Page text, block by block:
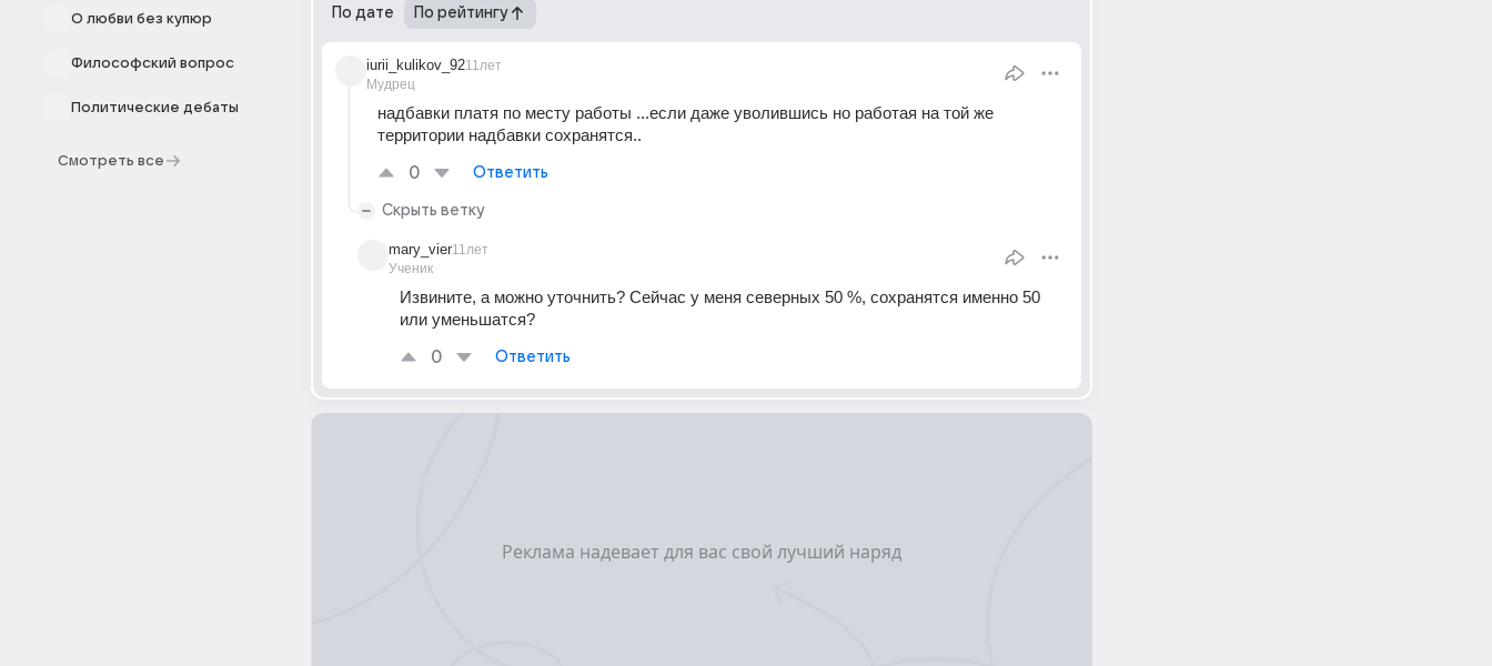
О любви без купюр
Философский вопрос
Политические дебаты
Смотреть все
По дате По рейтингу
iurii_kulikov_92
Мудрец
11лет
надбавки платя по месту работы ...если даже уволившись но работая на той же
территории надбавки сохранятся..
0 Ответить
Скрыть ветку
mary_vier
Ученик
11лет
Извините, а можно уточнить? Сейчас у меня северных 50 %, сохранятся именно 50
или уменьшатся?
0 Ответить